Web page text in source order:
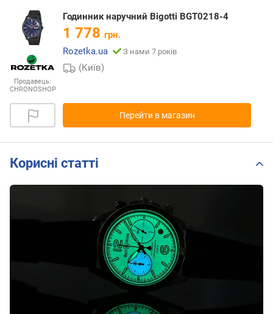
Продавець:
CHRONOSHOP
Годинник наручний Bigotti BGT0218-4
1 778 грн.
Rozetka.ua
З нами 7 років
(Київ)
Перейти в магазин
Корисні статті